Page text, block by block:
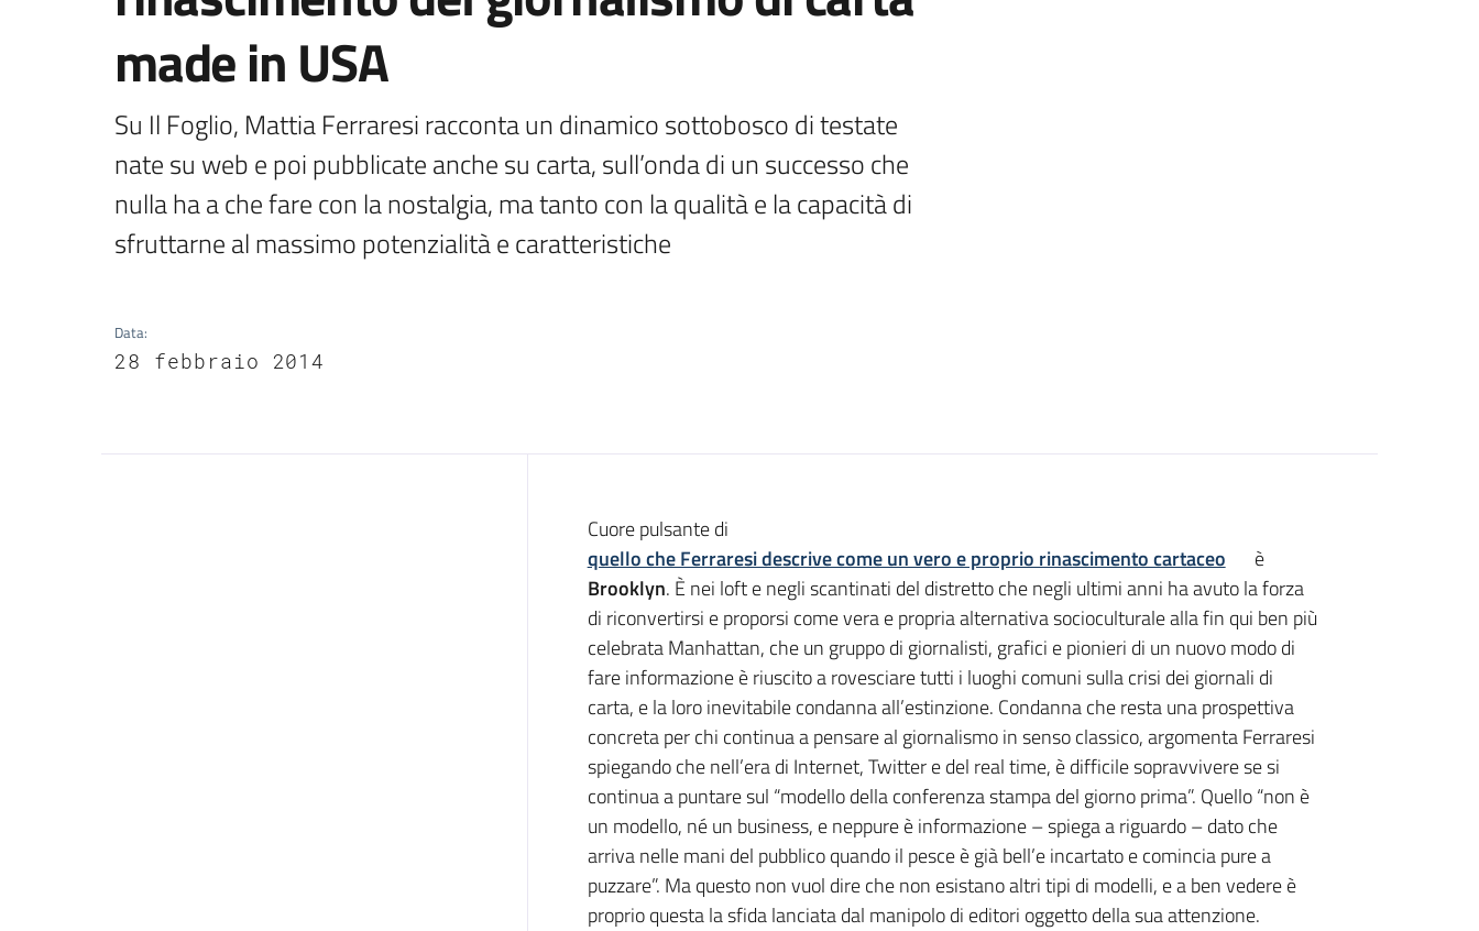
made in USA
Su Il Foglio, Mattia Ferraresi racconta un dinamico sottobosco di testate
nate su web e poi pubblicate anche su carta, sull’onda di un successo che
nulla ha a che fare con la nostalgia, ma tanto con la qualità e la capacità di
sfruttarne al massimo potenzialità e caratteristiche
Data:
28 febbraio 2014
Introduzione
Cuore pulsante di
quello che Ferraresi descrive come un vero e proprio rinascimento cartaceo
è
Brooklyn. È nei loft e negli scantinati del distretto che negli ultimi anni ha avuto la forza
di riconvertirsi e proporsi come vera e propria alternativa socioculturale alla fin qui ben più
celebrata Manhattan, che un gruppo di giornalisti, grafici e pionieri di un nuovo modo di
fare informazione è riuscito a rovesciare tutti i luoghi comuni sulla crisi dei giornali di
carta, e la loro inevitabile condanna all’estinzione. Condanna che resta una prospettiva
concreta per chi continua a pensare al giornalismo in senso classico, argomenta Ferraresi
spiegando che nell’era di Internet, Twitter e del real time, è difficile sopravvivere se si
continua a puntare sul “modello della conferenza stampa del giorno prima”. Quello “non è
un modello, né un business, e neppure è informazione – spiega a riguardo – dato che
arriva nelle mani del pubblico quando il pesce è già bell’e incartato e comincia pure a
puzzare”. Ma questo non vuol dire che non esistano altri tipi di modelli, e a ben vedere è
proprio questa la sfida lanciata dal manipolo di editori oggetto della sua attenzione.